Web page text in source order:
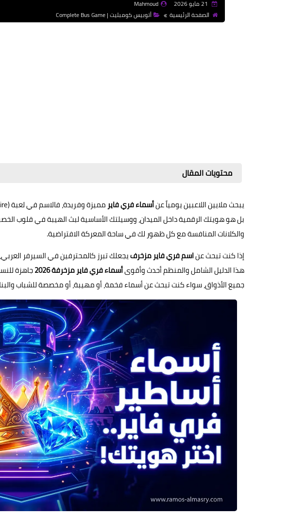
Mahmoud
الصفحة الرئيسية
أتوبيس كومبليت | Complete Bus Game
محتويات المقال
يبحث ملايين اللاعبين يومياً عنأسماء فري فاير
بل هو هويتك الرقمية داخل الميدان، ووسيلتك الأساسية لبث الهيبة في قلوب
والكلانات المنافسة مع كل ظهور لك في ساحة المعركة الافتراضية.
إذا كنت تبحث عناسم فري فاير مزخرفيجعلك تبرز كالمحترفين في السيرفر
هذا الدليل الشامل والمنظم أحدث وأقوىأسماء فري فاير مزخرفة 2026
جاهزة
جميع الأذواق، سواء كنت تبحث عن أسماء فخمة، أو مهيبة، أو مخصصة للشباب